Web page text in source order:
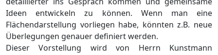
Ideen entwickeln zu können. Wenn man eine
Flächendarstellung vorliegen habe, könnten z.B. neue
Überlegungen genauer definiert werden.
Dieser Vorstellung wird von Herrn Kunstmann